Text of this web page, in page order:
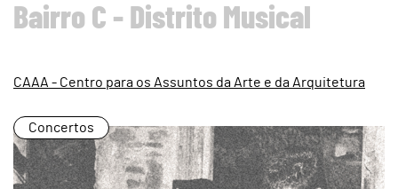
Bairro C - Distrito Musical
CAAA - Centro para os Assuntos da Arte e da Arquitetura
Concertos